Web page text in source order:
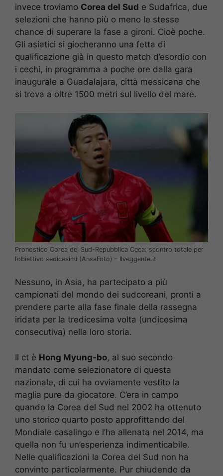
invece troviamo Corea del Sud e Sudafrica, due
selezioni che hanno più o meno le stesse
chance di superare la fase a gironi. Cioè poche.
Gli asiatici si giocheranno una fetta di
qualificazione già in questo match d’esordio con
i cechi, in programma a poche ore dalla gara
inaugurale a Guadalajara, città messicana che
si trova a oltre 1500 metri sul livello del mare.
Pronostico Corea del Sud-Repubblica Ceca: scontro totale per
l’obiettivo sedicesimi (AnsaFoto) – Ilveggente.it
Nessuno, in Asia, ha partecipato a più
campionati del mondo dei sudcoreani, pronti a
prendere parte alla fase finale della rassegna
iridata per la tredicesima volta (undicesima
consecutiva) nella loro storia.
Il ct è Hong Myung-bo, al suo secondo
mandato come selezionatore di questa
nazionale, di cui ha ovviamente vestito la
maglia pure da giocatore. C’era in campo
quando la Corea del Sud nel 2002 ha ottenuto
uno storico quarto posto approfittando del
Mondiale casalingo e l’ha allenata nel 2014, ma
quella non fu un’esperienza indimenticabile.
Nelle qualificazioni la Corea del Sud non ha
convinto particolarmente. Pur chiudendo da